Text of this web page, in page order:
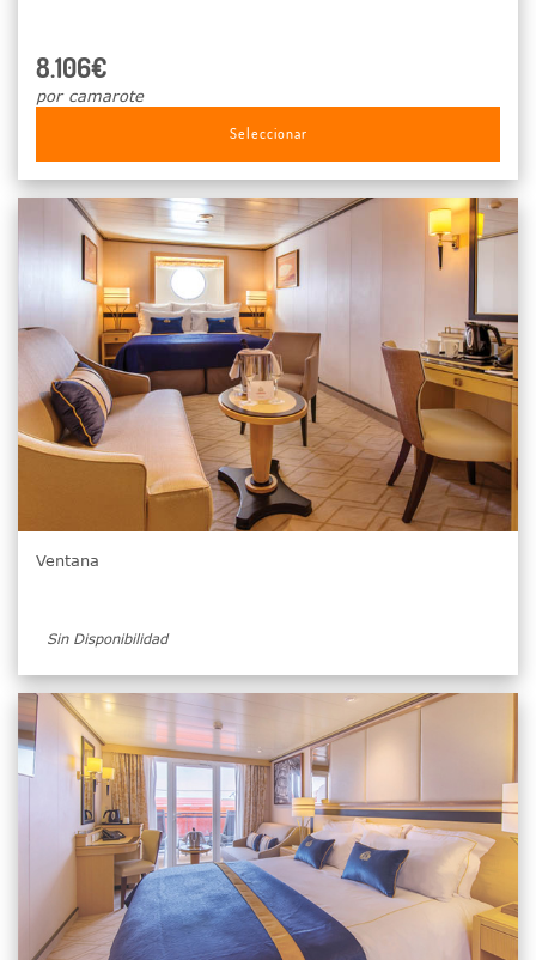
8.106€
por camarote
Seleccionar
Ventana
Sin Disponibilidad